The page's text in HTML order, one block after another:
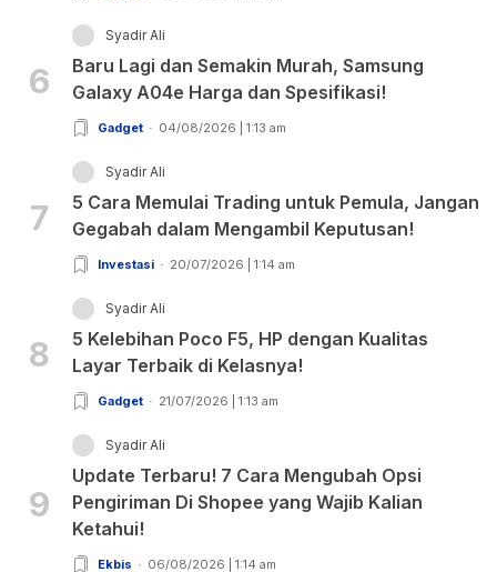
6
Syadir Ali
Baru Lagi dan Semakin Murah, Samsung
Galaxy A04e Harga dan Spesifikasi!
Gadget 04/08/2026 | 1:13 am
7
Syadir Ali
5 Cara Memulai Trading untuk Pemula, Jangan
Gegabah dalam Mengambil Keputusan!
Investasi 20/07/2026 | 1:14 am
8
Syadir Ali
5 Kelebihan Poco F5, HP dengan Kualitas
Layar Terbaik di Kelasnya!
Gadget 21/07/2026 | 1:13 am
9
Syadir Ali
Update Terbaru! 7 Cara Mengubah Opsi
Pengiriman Di Shopee yang Wajib Kalian
Ketahui!
Ekbis 06/08/2026 | 1:14 am